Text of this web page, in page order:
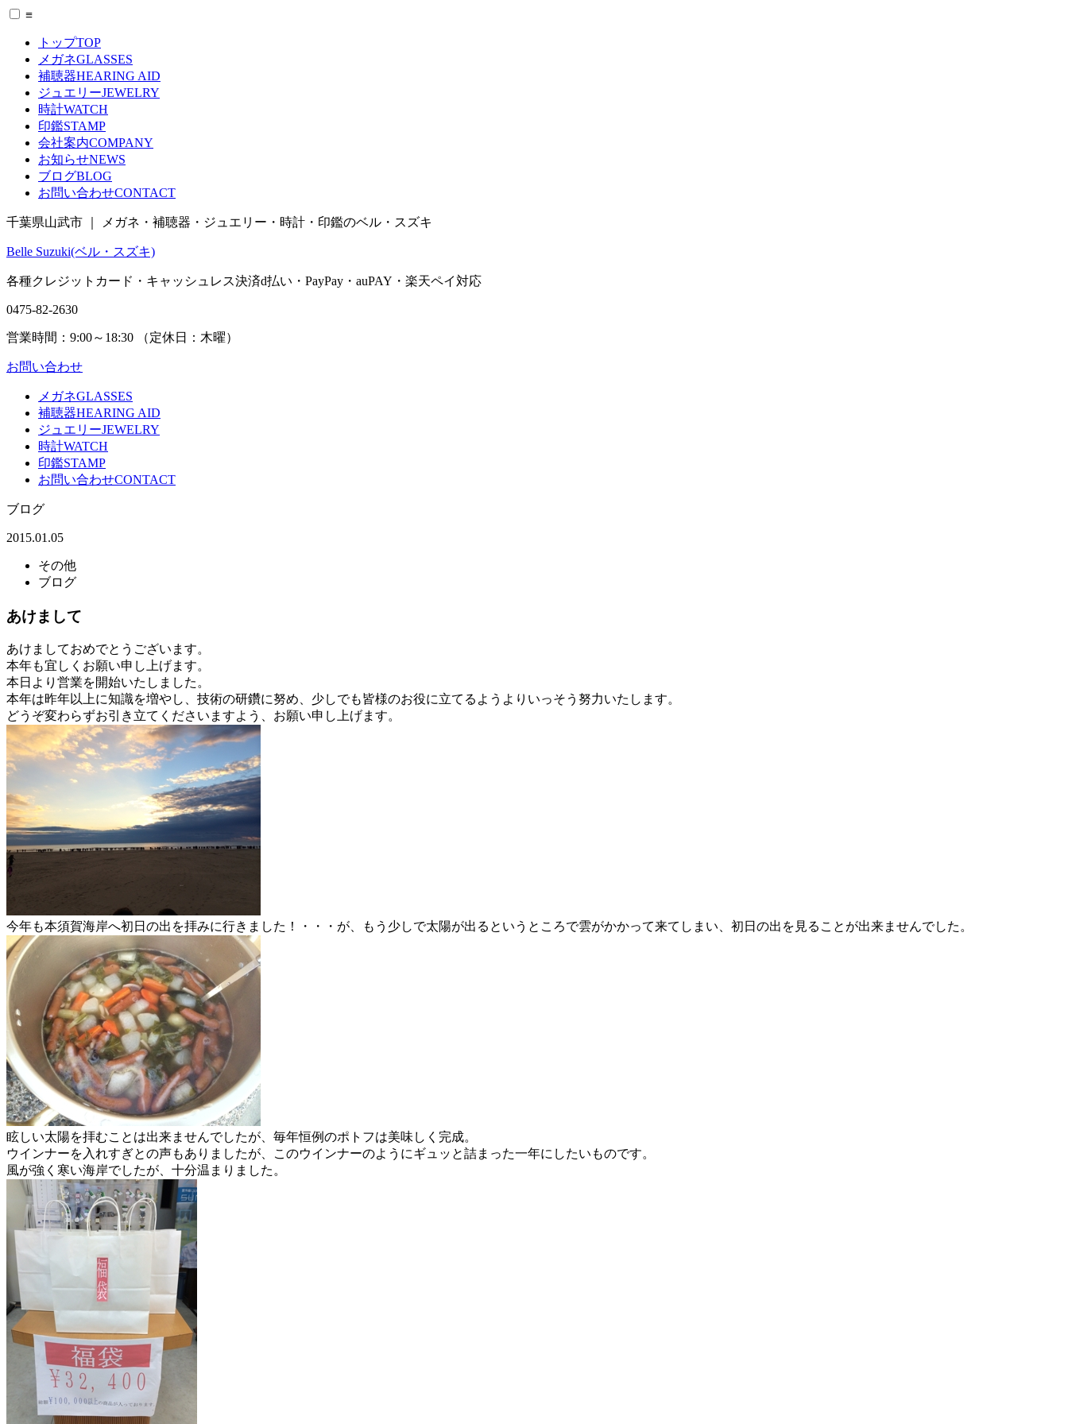
≡
トップTOP
メガネGLASSES
補聴器HEARING AID
ジュエリーJEWELRY
時計WATCH
印鑑STAMP
会社案内COMPANY
お知らせNEWS
ブログBLOG
お問い合わせCONTACT
千葉県山武市 ｜ メガネ・補聴器・ジュエリー・時計・印鑑のベル・スズキ
Belle Suzuki(ベル・スズキ)
各種クレジットカード・キャッシュレス決済d払い ・ PayPay ・ auPAY ・ 楽天ペイ対応
0475-82-2630
営業時間： 9:00～18:30 （定休日： 木曜）
お問い合わせ
メガネGLASSES
補聴器HEARING AID
ジュエリーJEWELRY
時計WATCH
印鑑STAMP
お問い合わせCONTACT
ブログ
2015.01.05
その他
ブログ
あけまして
あけましておめでとうございます。
本年も宜しくお願い申し上げます。
本日より営業を開始いたしました。
本年は昨年以上に知識を増やし、技術の研鑽に努め、少しでも皆様のお役に立てるようよりいっそう努力いたします。
どうぞ変わらずお引き立てくださいますよう、お願い申し上げます。
今年も本須賀海岸へ初日の出を拝みに行きました！・・・が、もう少しで太陽が出るというところで雲がかかって来てしまい、初日の出を見ることが出来ませんでした。
眩しい太陽を拝むことは出来ませんでしたが、毎年恒例のポトフは美味しく完成。
ウインナーを入れすぎとの声もありましたが、このウインナーのようにギュッと詰まった一年にしたいものです。
風が強く寒い海岸でしたが、十分温まりました。